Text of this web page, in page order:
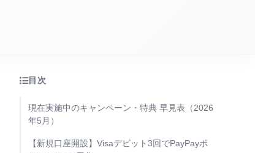
目次
現在実施中のキャンペーン・特典 早見表（2026
年5月）
【新規口座開設】Visaデビット3回でPayPayポ